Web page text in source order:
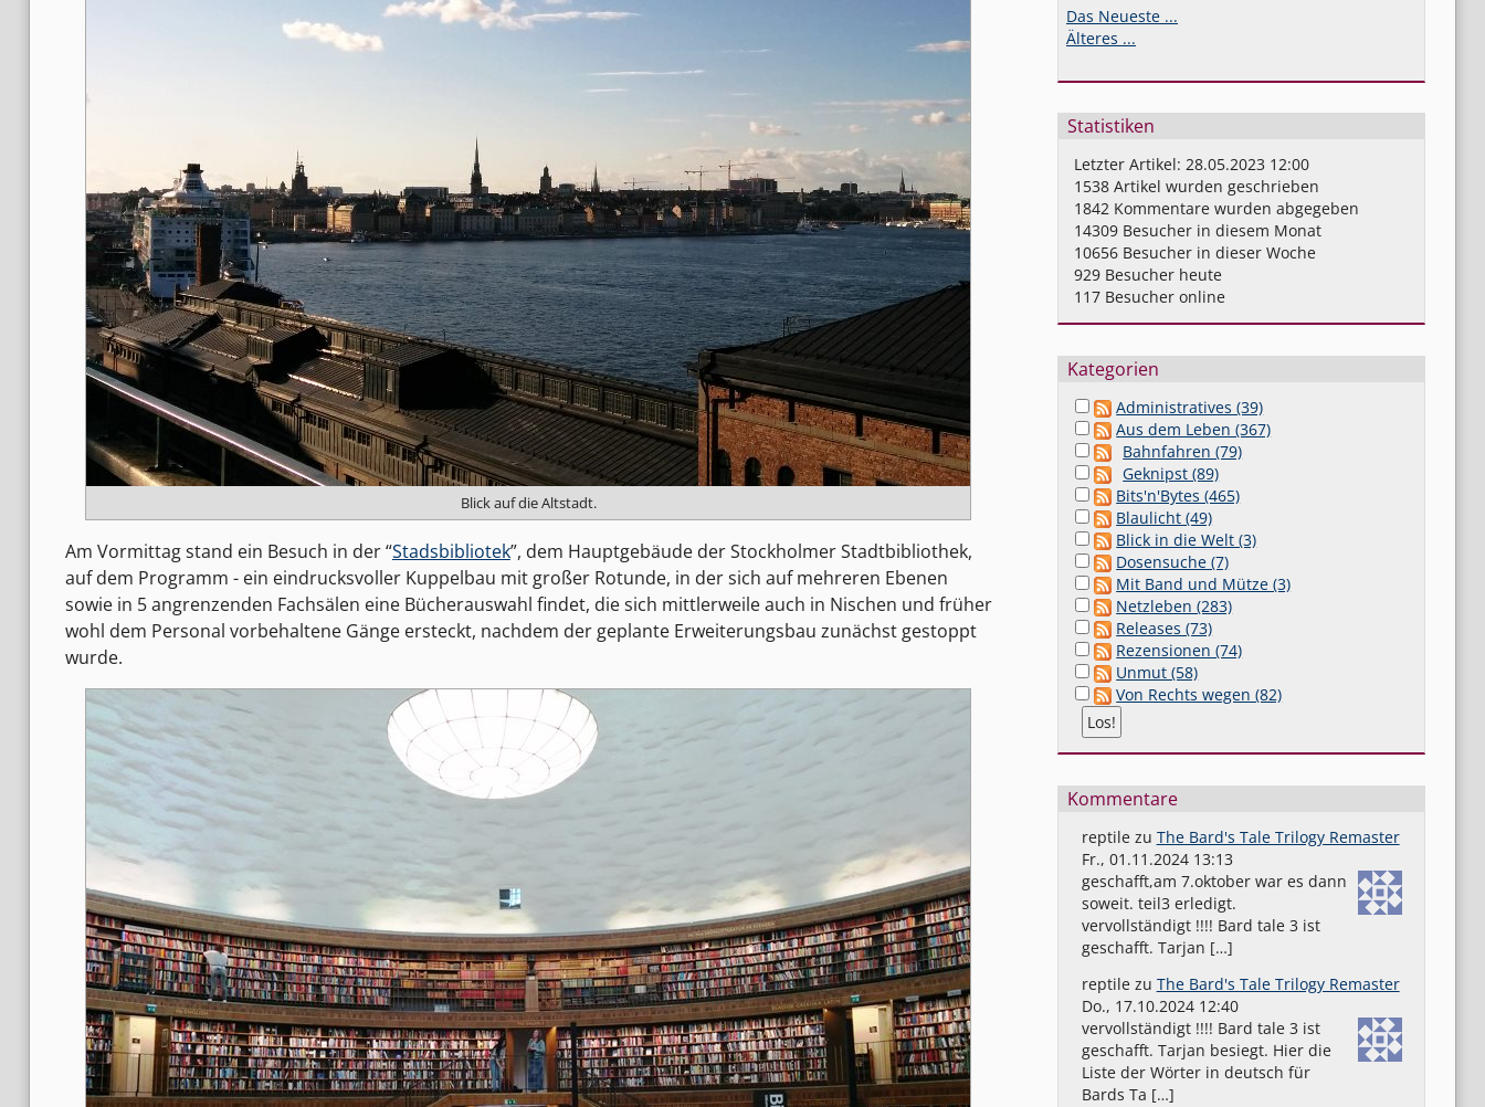
Blick auf die Altstadt.
Am Vormittag stand ein Besuch in der “Stadsbibliotek”, dem Hauptgebäude der Stockholmer Stadtbibliothek,
auf dem Programm - ein eindrucksvoller Kuppelbau mit großer Rotunde, in der sich auf mehreren Ebenen
sowie in 5 angrenzenden Fachsälen eine Bücherauswahl findet, die sich mittlerweile auch in Nischen und früher
wohl dem Personal vorbehaltene Gänge ersteckt, nachdem der geplante Erweiterungsbau zunächst gestoppt
wurde.
Das Neueste ...
Älteres ...
Statistiken
Letzter Artikel: 28.05.2023 12:00
1538Artikel wurden geschrieben
1842Kommentare wurden abgegeben
14309Besucher in diesem Monat
10656Besucher in dieser Woche
929Besucher heute
117Besucher online
Kategorien
Administratives (39)
Aus dem Leben (367)
Bahnfahren (79)
Geknipst (89)
Bits'n'Bytes (465)
Blaulicht (49)
Blick in die Welt (3)
Dosensuche (7)
Mit Band und Mütze (3)
Netzleben (283)
Releases (73)
Rezensionen (74)
Unmut (58)
Von Rechts wegen (82)
Kommentare
reptilezu The Bard's Tale Trilogy Remaster
Fr., 01.11.2024 13:13
geschafft,am 7.oktober war es dann
soweit. teil3 erledigt.
vervollständigt !!!! Bard tale 3 ist
geschafft. Tarjan […]
reptilezu The Bard's Tale Trilogy Remaster
Do., 17.10.2024 12:40
vervollständigt !!!! Bard tale 3 ist
geschafft. Tarjan besiegt. Hier die
Liste der Wörter in deutsch für
Bards Ta […]